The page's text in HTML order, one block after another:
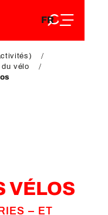
FR
EN
du vélo
VÉLOS
– ET